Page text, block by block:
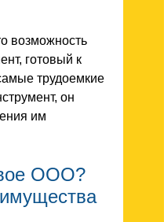
возможность
готовый к
трудоемкие
он
им
ООО?